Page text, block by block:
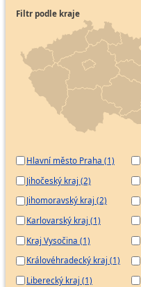
Filtr podle kraje
Hlavní město Praha (1)
Jihočeský kraj (2)
Jihomoravský kraj (2)
Karlovarský kraj (1)
Kraj Vysočina (1)
Královéhradecký kraj (1)
Liberecký kraj (1)